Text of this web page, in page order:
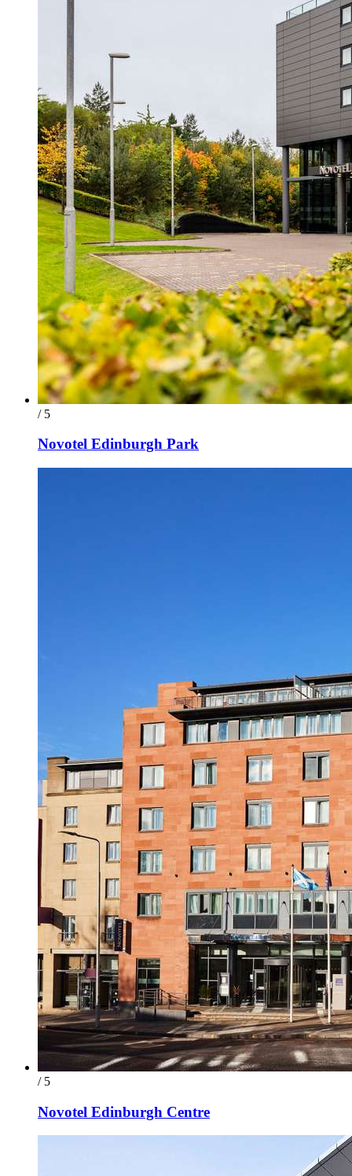
/ 5
Novotel Edinburgh Park
/ 5
Novotel Edinburgh Centre